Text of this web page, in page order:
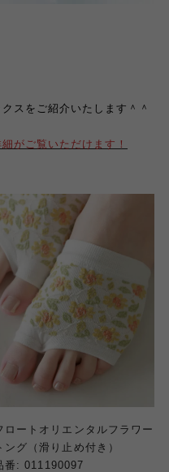
スをご紹介いたします＾＾
がご覧いただけます！
ロートオリエンタルフラワー
ング（滑り止め付き）
番: 011190097